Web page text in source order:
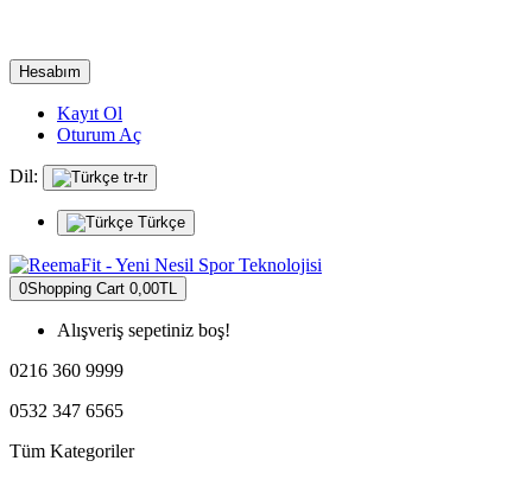
Hesabım
Kayıt Ol
Oturum Aç
Dil: tr-tr
Türkçe
0Shopping Cart 0,00TL
Alışveriş sepetiniz boş!
0216 360 9999
0532 347 6565
Tüm Kategoriler